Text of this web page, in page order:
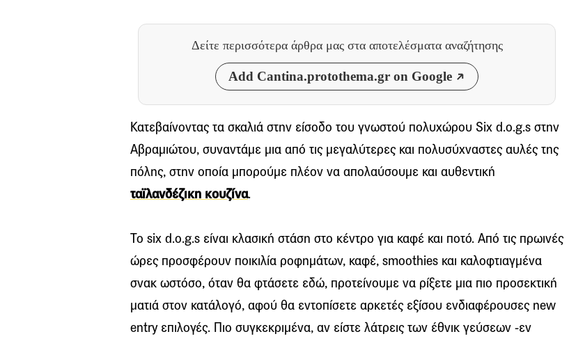
Δείτε περισσότερα άρθρα μας στα αποτελέσματα αναζήτησης
Add Cantina.protothema.gr on Google
Κατεβαίνοντας τα σκαλιά στην είσοδο του γνωστού πολυχώρου Six d.o.g.s στην
Αβραμιώτου, συναντάμε μια από τις μεγαλύτερες και πολυσύχναστες αυλές της
πόλης, στην οποία μπορούμε πλέον να απολαύσουμε και αυθεντική
ταϊλανδέζικη κουζίνα.
Το six d.o.g.s είναι κλασική στάση στο κέντρο για καφέ και ποτό. Από τις πρωινές
ώρες προσφέρουν ποικιλία ροφημάτων, καφέ, smoothies και καλοφτιαγμένα
σνακ ωστόσο, όταν θα φτάσετε εδώ, προτείνουμε να ρίξετε μια πιο προσεκτική
ματιά στον κατάλογό, αφού θα εντοπίσετε αρκετές εξίσου ενδιαφέρουσες new
entry επιλογές. Πιο συγκεκριμένα, αν είστε λάτρεις των έθνικ γεύσεων -εν